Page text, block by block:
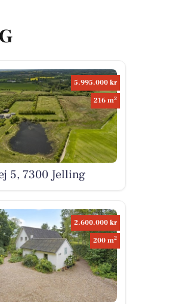
5.995.000 kr
216 m2
5, 7300 Jelling
2.600.000 kr
200 m2